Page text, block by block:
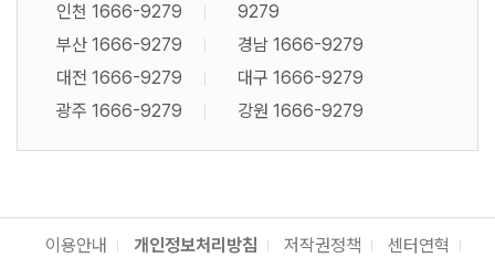
인천 1666-9279
9279
부산 1666-9279
경남 1666-9279
대전 1666-9279
대구 1666-9279
광주 1666-9279
강원 1666-9279
이용안내 개인정보처리방침 저작권정책 센터연혁